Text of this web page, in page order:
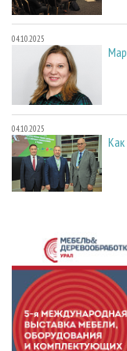
04.10.2025
04.10.2025